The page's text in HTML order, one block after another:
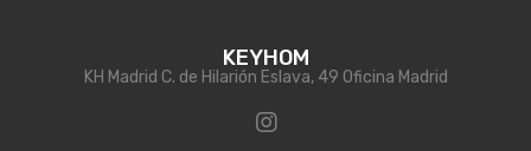
KEYHOM
KH Madrid C. de Hilarión Eslava, 49 Oficina Madrid